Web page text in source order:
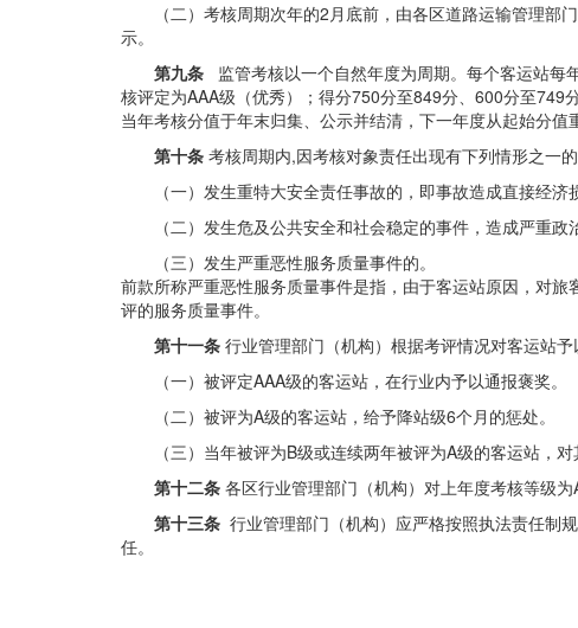
（二）考核周期次年的2月底前，由各区道路运输管理
示。
第九条 监管考核以一个自然年度为周期。每个客运站每
核评定为AAA级（优秀）；得分750分至849分、600分至749
当年考核分值于年末归集、公示并结清，下一年度从起始分值
第十条 考核周期内,因考核对象责任出现有下列情形之一
（一）发生重特大安全责任事故的，即事故造成直接经
（二）发生危及公共安全和社会稳定的事件，造成严重政
（三）发生严重恶性服务质量事件的。
前款所称严重恶性服务质量事件是指，由于客运站原因，对
评的服务质量事件。
第十一条 行业管理部门（机构）根据考评情况对客运站予
（一）被评定AAA级的客运站，在行业内予以通报褒奖。
（二）被评为A级的客运站，给予降站级6个月的惩处。
（三）当年被评为B级或连续两年被评为A级的客运站，对
第十二条 各区行业管理部门（机构）对上年度考核等级
第十三条 行业管理部门（机构）应严格按照执法责任制
任。